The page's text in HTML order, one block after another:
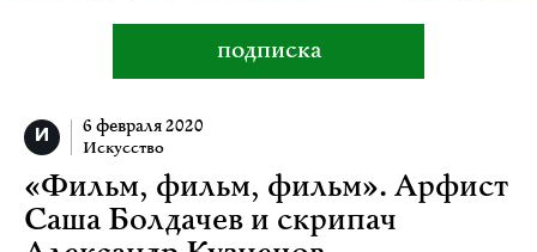
подписка
6 февраля 2020
Искусство
«Фильм, фильм, фильм». Арфист
Саша Болдачев и скрипач